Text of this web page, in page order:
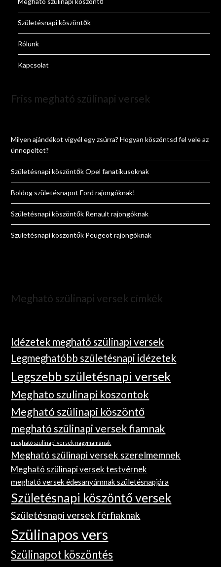
Születésnapi köszöntők
Rólunk
Kapcsolat
Friss megható szülinapi versek
Milyen ajándékot vigyél egy zsúrra? Hogyan köszöntsd fel vele az
ünnepeltet?
Születésnapi köszöntők Opel fanatikusoknak
Boldog születésnapot Ford rajongóknak!
Születésnapi köszöntők Renault rajongóknak
Születésnapi köszöntők Peugeot rajongóknak
Megható szülinapi versek címkék
Idézetek megható szülinapi versek
Legmeghatóbb születésnapi idézetek
Legszebb születésnapi versek
Meghato szulinapi koszontok
Megható szülinapi köszöntő
megható szülinapi versek fiamnak
megható szülinapi versek nagymamának
Megható szülinapi versek szerelmemnek
Megható szülinapi versek testvérnek
megható versek édesanyámnak születésnapjára
Születésnapi köszöntő versek
Születésnapi versek férfiaknak
Szülinapos vers
Szülinapot köszöntés